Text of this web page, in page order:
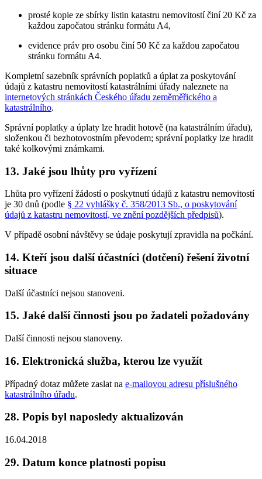
prosté kopie ze sbírky listin katastru nemovitostí činí 20 Kč za
každou započatou stránku formátu A4,
evidence práv pro osobu činí 50 Kč za každou započatou
stránku formátu A4.
Kompletní sazebník správních poplatků a úplat za poskytování
údajů z katastru nemovitostí katastrálními úřady naleznete na
internetových stránkách Českého úřadu zeměměřického a
katastrálního.
Správní poplatky a úplaty lze hradit hotově (na katastrálním úřadu),
složenkou či bezhotovostním převodem; správní poplatky lze hradit
také kolkovými známkami.
13. Jaké jsou lhůty pro vyřízení
Lhůta pro vyřízení žádostí o poskytnutí údajů z katastru nemovitostí
je 30 dnů (podle § 22 vyhlášky č. 358/2013 Sb., o poskytování
údajů z katastru nemovitostí, ve znění pozdějších předpisů).
V případě osobní návštěvy se údaje poskytují zpravidla na počkání.
14. Kteří jsou další účastníci (dotčení) řešení životní
situace
Další účastníci nejsou stanoveni.
15. Jaké další činnosti jsou po žadateli požadovány
Další činnosti nejsou stanoveny.
16. Elektronická služba, kterou lze využít
Případný dotaz můžete zaslat na e-mailovou adresu příslušného
katastrálního úřadu.
28. Popis byl naposledy aktualizován
16.04.2018
29. Datum konce platnosti popisu